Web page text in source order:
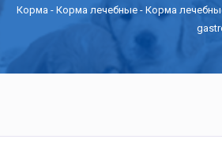
Корма - Корма лечебные- Корма